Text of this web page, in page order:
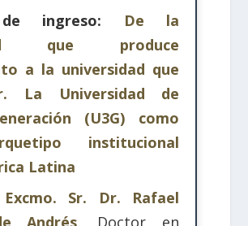
de ingreso: De la
que produce
a la universidad que
La Universidad de
(U3G) como
institucional
Latina
Excmo. Sr. Dr. Rafael
Andrés, Doctor en